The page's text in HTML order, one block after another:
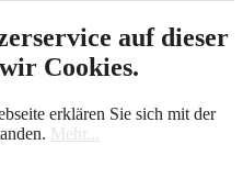
auf dieser
Cookies.
erklären Sie sich mit der
Mehr...